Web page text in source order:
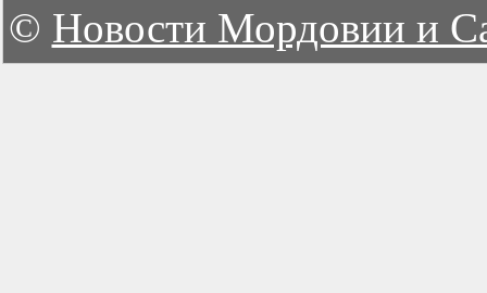
© Новости Мордовии и